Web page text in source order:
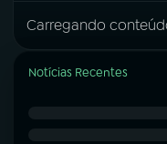
Carregando
Notícias Recentes